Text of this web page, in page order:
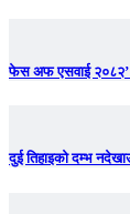
फेस अफ एसवाई २०८२’
दुई तिहाइको दम्भ